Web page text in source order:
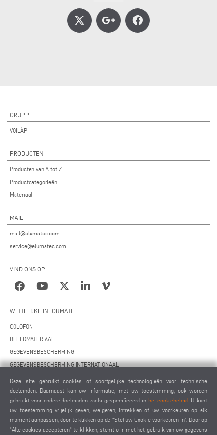
GRUPPE
VOILÀP
PRODUCTEN
Producten van A tot Z
Productcategorieën
Materiaal
MAIL
mail@elumatec.com
service@elumatec.com
VIND ONS OP
WETTELIJKE INFORMATIE
COLOFON
BEELDMATERIAAL
GEGEVENSBESCHERMING
GEGEVENSBESCHERMING INTERNATIONAAL
OVEREENKOMST VOOR ONDERHOUD OP AFSTAND
COOKIES INSTELLINGEN
GEDRAGSCODE VOOR LEVERANCIERS
Deze site gebruikt cookies of soortgelijke technologieën voor technische
doeleinden. Daarnaast kan uw informatie, met uw toestemming, ook worden
gebruikt voor andere doeleinden zoals gespecificeerd in het cookiebeleid . U kunt
uw toestemming vrijelijk geven, weigeren, intrekken of uw voorkeuren op elk
moment aanpassen, door te klikken op de "Stel uw Cookie voorkeuren in". Door op
"Alle cookies accepteren" te klikken, stemt u in met het gebruik van uw gegevens